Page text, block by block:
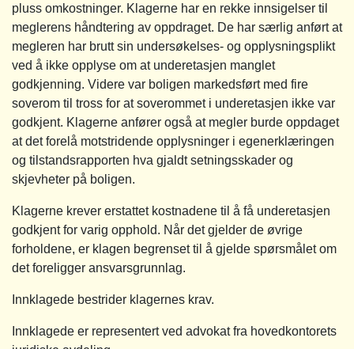
pluss omkostninger. Klagerne har en rekke innsigelser til
meglerens håndtering av oppdraget. De har særlig anført at
megleren har brutt sin undersøkelses- og opplysningsplikt
ved å ikke opplyse om at underetasjen manglet
godkjenning. Videre var boligen markedsført med fire
soverom til tross for at soverommet i underetasjen ikke var
godkjent. Klagerne anfører også at megler burde oppdaget
at det forelå motstridende opplysninger i egenerklæringen
og tilstandsrapporten hva gjaldt setningsskader og
skjevheter på boligen.
Klagerne krever erstattet kostnadene til å få underetasjen
godkjent for varig opphold. Når det gjelder de øvrige
forholdene, er klagen begrenset til å gjelde spørsmålet om
det foreligger ansvarsgrunnlag.
Innklagede bestrider klagernes krav.
Innklagede er representert ved advokat fra hovedkontorets